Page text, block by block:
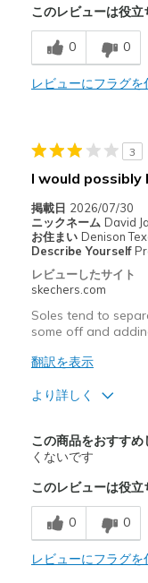
Width
Sizing
View On Shoes
このレビューは役立
0 0
レビューにフラグを
3
I would possibly
掲載日 2026/07/30
ニックネーム David
お住まい Denison
Describe Yourself
レビューしたサイト
skechers.com
Soles tend to
some off and
翻訳を表示
より詳しく
Attractive Design
Comfortable
商品が期待と異なっ
Wear Out Quickly
この商品をおすすめ
くないです
このレビューは役立
0 0
レビューにフラグを